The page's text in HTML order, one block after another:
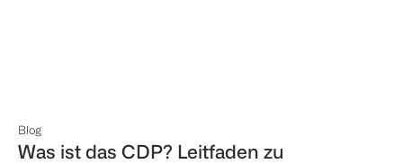
Blog
Was ist das CDP? Leitfaden zu